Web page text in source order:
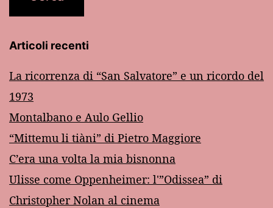
Articoli recenti
La ricorrenza di “San Salvatore” e un ricordo del
1973
Montalbano e Aulo Gellio
“Mittemu li tiàni” di Pietro Maggiore
C’era una volta la mia bisnonna
Ulisse come Oppenheimer: l'”Odissea” di
Christopher Nolan al cinema